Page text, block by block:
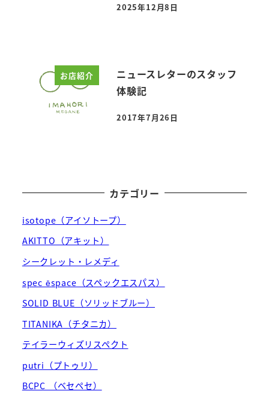
投稿日
2025年12月8日
お店紹介
ニュースレターのスタッフ
体験記
投稿日
2017年7月26日
カテゴリー
isotope（アイソトープ）
AKITTO（アキット）
シークレット・レメディ
spec ēspace（スペックエスパス）
SOLID BLUE（ソリッドブルー）
TITANIKA（チタニカ）
テイラーウィズリスペクト
putri（プトゥリ）
BCPC （ベセペセ）